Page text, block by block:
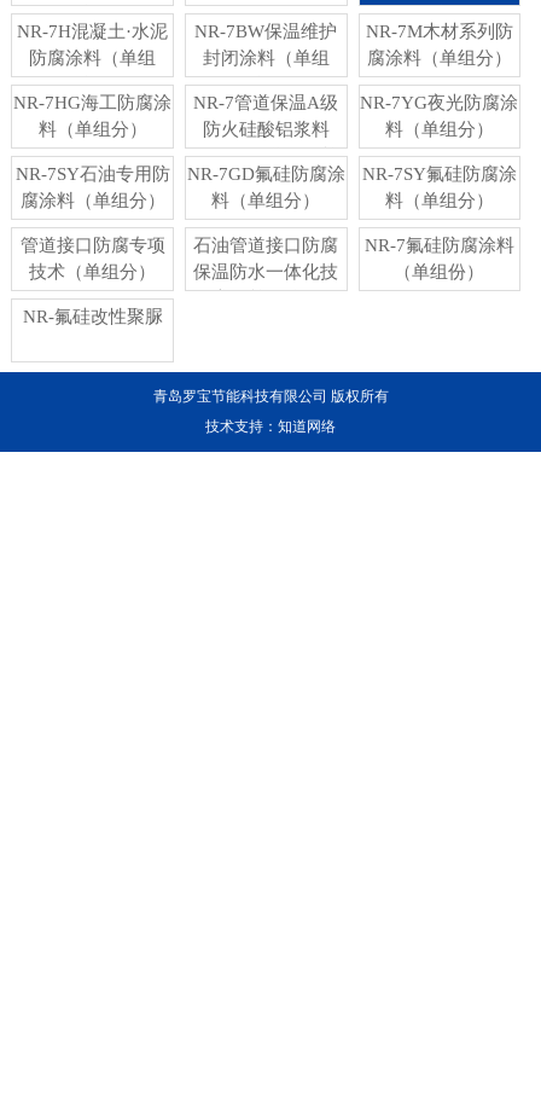
分）
组分）
NR-7H混凝土·水泥
防腐涂料（单组
分）
NR-7BW保温维护
封闭涂料（单组
分）
NR-7M木材系列防
腐涂料（单组分）
NR-7HG海工防腐涂
料（单组分）
NR-7管道保温A级
防火硅酸铝浆料
（保温管道）（单
组分）
NR-7YG夜光防腐涂
料（单组分）
NR-7SY石油专用防
腐涂料（单组分）
NR-7GD氟硅防腐涂
料（单组分）
NR-7SY氟硅防腐涂
料（单组分）
管道接口防腐专项
技术（单组分）
石油管道接口防腐
保温防水一体化技
术（单组分）
NR-7氟硅防腐涂料
（单组份）
NR-氟硅改性聚脲
青岛罗宝节能科技有限公司 版权所有
技术支持： 知道网络